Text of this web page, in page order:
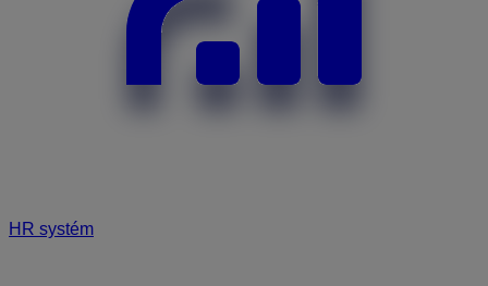
HR systém